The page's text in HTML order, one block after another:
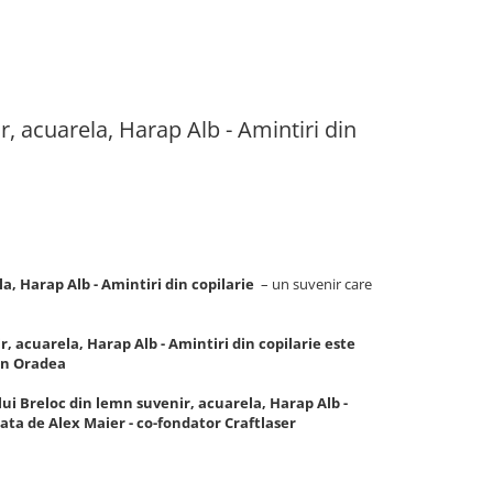
acuarela, Harap Alb - Amintiri din
Harap Alb - Amintiri din copilarie – un suvenir care
acuarela, Harap Alb - Amintiri din copilarie este
Oradea
Breloc din lemn suvenir, acuarela, Harap Alb -
de Alex Maier - co-fondator Craftlaser